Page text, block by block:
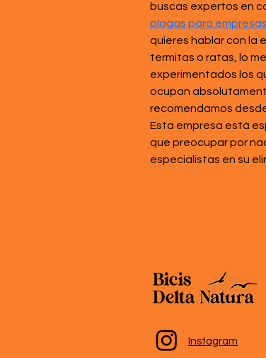
buscas expertos en
plagas para empresas
quieres hablar con la
termitas o ratas, lo
experimentados los
ocupan
recomendamos
Esta empresa está
que preocupar por
especialistas en su
Instagram